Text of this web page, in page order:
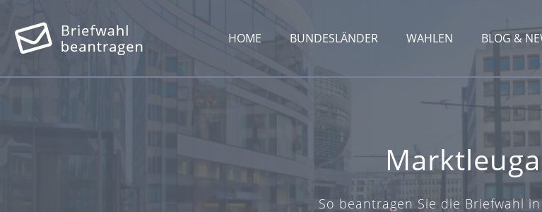
HOME BUNDESLÄNDER WAHLEN BLOG &
So beantragen Sie die Briefwahl